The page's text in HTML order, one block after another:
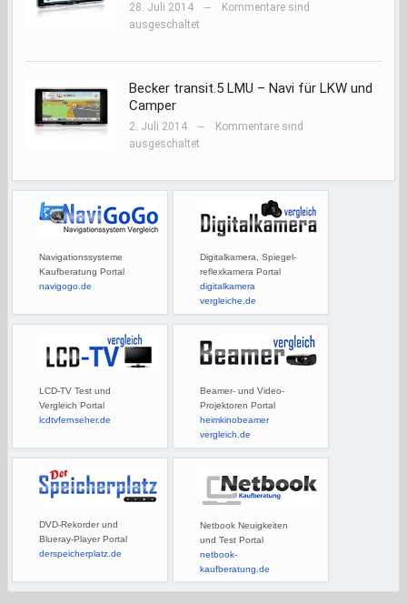
28. Juli 2014 —
Kommentare sind
ausgeschaltet
Becker transit.5 LMU – Navi für LKW und
Camper
2. Juli 2014 —
Kommentare sind
ausgeschaltet
Navigationssysteme
Kaufberatung Portal
navigogo.de
Digitalkamera, Spiegel-
reflexkamera Portal
digitalkamera
vergleiche.de
LCD-TV Test und
Vergleich Portal
lcdtvfernseher.de
Beamer- und Video-
Projektoren Portal
heimkinobeamer
vergleich.de
DVD-Rekorder und
Blueray-Player Portal
derspeicherplatz.de
Netbook Neuigkeiten
und Test Portal
netbook-
kaufberatung.de